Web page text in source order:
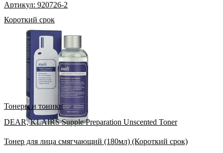
Артикул: 920726-2
Короткий срок
Тонеры и тоники
DEAR, KLAIRS Supple Preparation Unscented Toner
Тонер для лица смягчающий (180мл) (Короткий срок)